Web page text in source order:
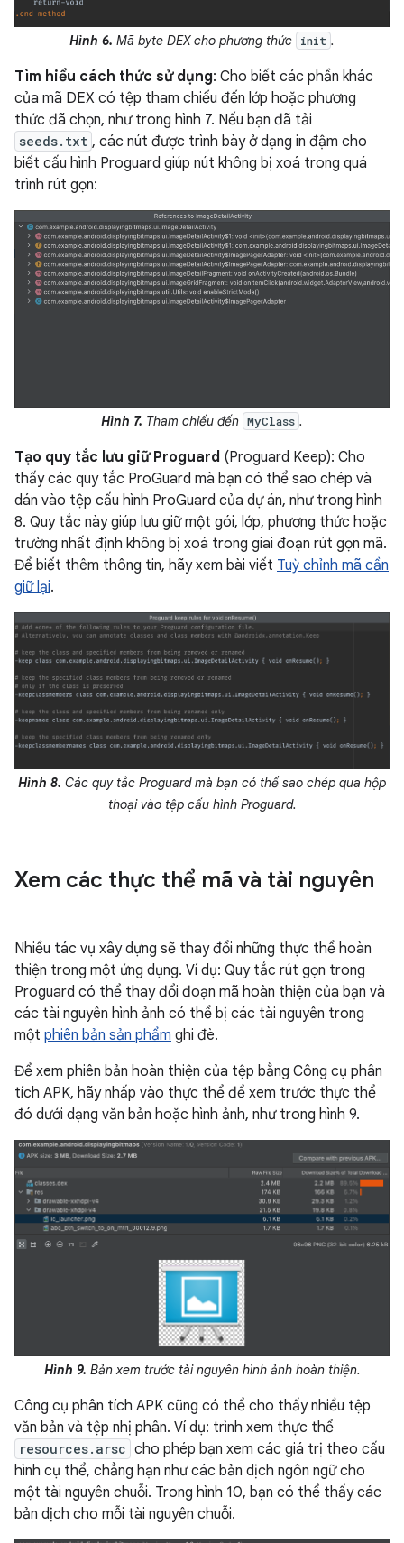
Hình 6. Mã byte DEX cho phương thức init .
Tìm hiểu cách thức sử dụng: Cho biết các phần khác
của mã DEX có tệp tham chiếu đến lớp hoặc phương
thức đã chọn, như trong hình 7. Nếu bạn đã tải
seeds.txt , các nút được trình bày ở dạng in đậm cho
biết cấu hình Proguard giúp nút không bị xoá trong quá
trình rút gọn:
Hình 7. Tham chiếu đến MyClass .
Tạo quy tắc lưu giữ Proguard (Proguard Keep): Cho
thấy các quy tắc ProGuard mà bạn có thể sao chép và
dán vào tệp cấu hình ProGuard của dự án, như trong hình
8. Quy tắc này giúp lưu giữ một gói, lớp, phương thức hoặc
trường nhất định không bị xoá trong giai đoạn rút gọn mã.
Để biết thêm thông tin, hãy xem bài viết Tuỳ chỉnh mã cần
giữ lại.
Hình 8. Các quy tắc Proguard mà bạn có thể sao chép qua hộp
thoại vào tệp cấu hình Proguard.
Xem các thực thể mã và tài nguyên
Nhiều tác vụ xây dựng sẽ thay đổi những thực thể hoàn
thiện trong một ứng dụng. Ví dụ: Quy tắc rút gọn trong
Proguard có thể thay đổi đoạn mã hoàn thiện của bạn và
các tài nguyên hình ảnh có thể bị các tài nguyên trong
một phiên bản sản phẩm ghi đè.
Để xem phiên bản hoàn thiện của tệp bằng Công cụ phân
tích APK, hãy nhấp vào thực thể để xem trước thực thể
đó dưới dạng văn bản hoặc hình ảnh, như trong hình 9.
Hình 9. Bản xem trước tài nguyên hình ảnh hoàn thiện.
Công cụ phân tích APK cũng có thể cho thấy nhiều tệp
văn bản và tệp nhị phân. Ví dụ: trình xem thực thể
resources.arsc cho phép bạn xem các giá trị theo cấu
hình cụ thể, chẳng hạn như các bản dịch ngôn ngữ cho
một tài nguyên chuỗi. Trong hình 10, bạn có thể thấy các
bản dịch cho mỗi tài nguyên chuỗi.